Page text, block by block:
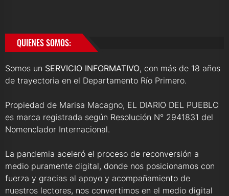
QUIENES SOMOS:
Somos un SERVICIO INFORMATIVO, con más de 18 años
de trayectoria en el Departamento Río Primero.
Propiedad de Marisa Macagno, EL DIARIO DEL PUEBLO
es marca registrada según Resolución N° 2941831 del
Nomenclador Internacional.
La pandemia aceleró el proceso de reconversión a
medio puramente digital, donde nos posicionamos con
fuerza y gracias al apoyo y acompañamiento de
nuestros lectores, nos convertimos en el medio digital